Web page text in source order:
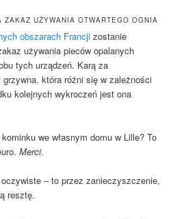
ZAKAZ UŻYWANIA OTWARTEGO OGNIA
obszarach Francji zostanie
używania pieców opalanych
tych urządzeń. Karą za
która różni się w zależności
kolejnych wykroczeń jest ona
we własnym domu w Lille? To
Merci.
– to przez zanieczyszczenie,
resztę.